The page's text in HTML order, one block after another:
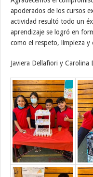
apoderados de los cursos
actividad resultó todo un
aprendizaje se logró en
como el respeto, limpieza
Javiera Dellafiori y Carolina